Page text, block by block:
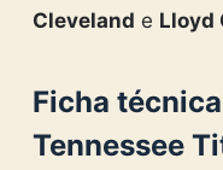
Cleveland e Lloyd
Ficha
Tennessee